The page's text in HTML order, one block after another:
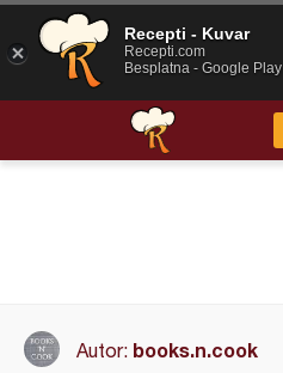
Autor: books.n.cook
Recepti - Kuvar
Recepti.com
Besplatna - Google Play